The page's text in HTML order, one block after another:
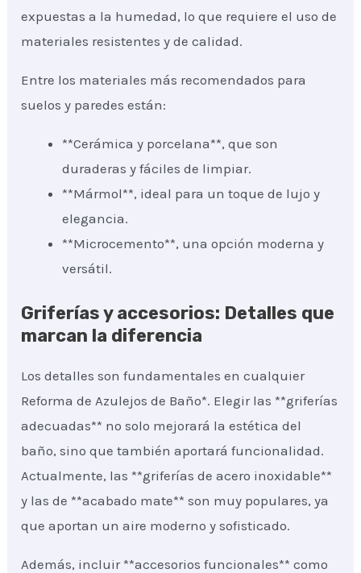
expuestas a la humedad, lo que requiere el uso de
materiales resistentes y de calidad.
Entre los materiales más recomendados para
suelos y paredes están:
**Cerámica y porcelana**, que son
duraderas y fáciles de limpiar.
**Mármol**, ideal para un toque de lujo y
elegancia.
**Microcemento**, una opción moderna y
versátil.
Griferías y accesorios: Detalles que
marcan la diferencia
Los detalles son fundamentales en cualquier
Reforma de Azulejos de Baño*. Elegir las **griferías
adecuadas** no solo mejorará la estética del
baño, sino que también aportará funcionalidad.
Actualmente, las **griferías de acero inoxidable**
y las de **acabado mate** son muy populares, ya
que aportan un aire moderno y sofisticado.
Además, incluir **accesorios funcionales** como